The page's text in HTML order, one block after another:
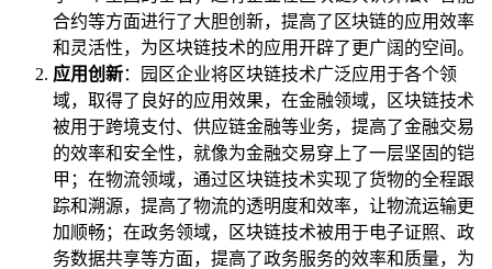
合约等方面进行了大胆创新，提高了区块链的应用效率
和灵活性，为区块链技术的应用开辟了更广阔的空间。
应用创新：园区企业将区块链技术广泛应用于各个领
域，取得了良好的应用效果，在金融领域，区块链技术
被用于跨境支付、供应链金融等业务，提高了金融交易
的效率和安全性，就像为金融交易穿上了一层坚固的铠
甲；在物流领域，通过区块链技术实现了货物的全程跟
踪和溯源，提高了物流的透明度和效率，让物流运输更
加顺畅；在政务领域，区块链技术被用于电子证照、政
务数据共享等方面，提高了政务服务的效率和质量，为